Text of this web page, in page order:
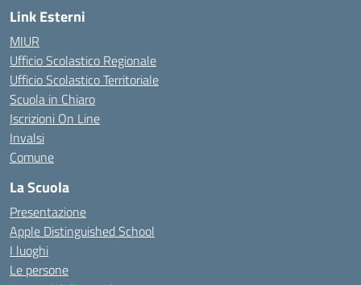
Link Esterni
MIUR
Ufficio Scolastico Regionale
Ufficio Scolastico Territoriale
Scuola in Chiaro
Iscrizioni On Line
Invalsi
Comune
La Scuola
Presentazione
Apple Distinguished School
I luoghi
Le persone